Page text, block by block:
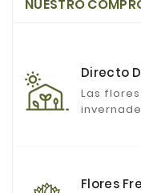
NUESTRO
Directo
Las
Flores